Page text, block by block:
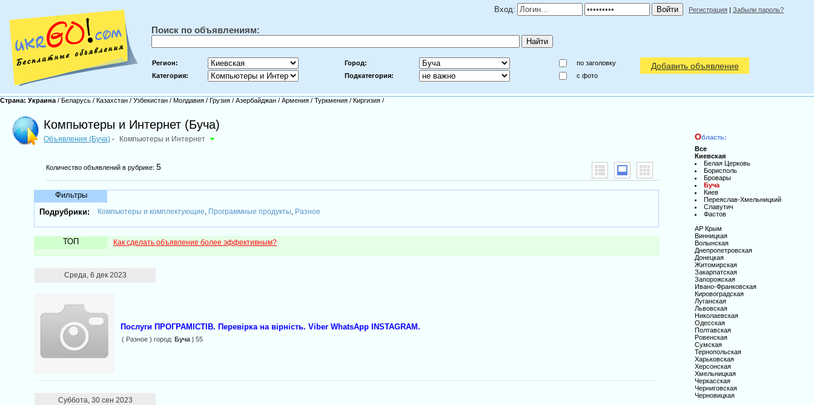
Вход: Регистрация | Забыли пароль?
Поиск по объявлениям:
Регион: Город:
по заголовку
Категория:
Подкатегория: c фото
Добавить объявление
Страна: Украина / Беларусь / Казахстан / Узбекистан / Молдавия / Грузия / Азербайджан / Армения / Туркмения / Киргизия /
Компьютеры и Интернет (Буча)
Объявления (Буча) - Компьютеры и Интернет
Количество объявлений в рубрике:5
Фильтры
Подрубрики:
Компьютеры и комплектующие Программные продукты Разное
ТОП Как сделать объявление более эффективным?
Среда, 6 дек 2023
Послуги ПРОГРАМІСТІВ. Перевірка на вірність. Viber WhatsApp INSTAGRAM.
( Разное ) город:Буча | 55
Суббота, 30 сен 2023
Область:
Все
Киевская
Белая Церковь
Борисполь
Бровары
Буча
Киев
Переяслав-Хмельницкий
Славутич
Фастов
АР Крым
Винницкая
Волынская
Днепропетровская
Донецкая
Житомирская
Закарпатская
Запорожская
Ивано-Франковская
Кировоградская
Луганская
Львовская
Николаевская
Одесская
Полтавская
Ровенская
Сумская
Тернопольская
Харьковская
Херсонская
Хмельницкая
Черкасская
Черниговская
Черновицкая